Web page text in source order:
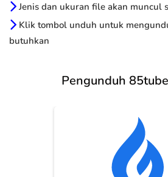
Jenis dan ukuran file akan muncul
Klik tombol unduh untuk
butuhkan
Pengunduh